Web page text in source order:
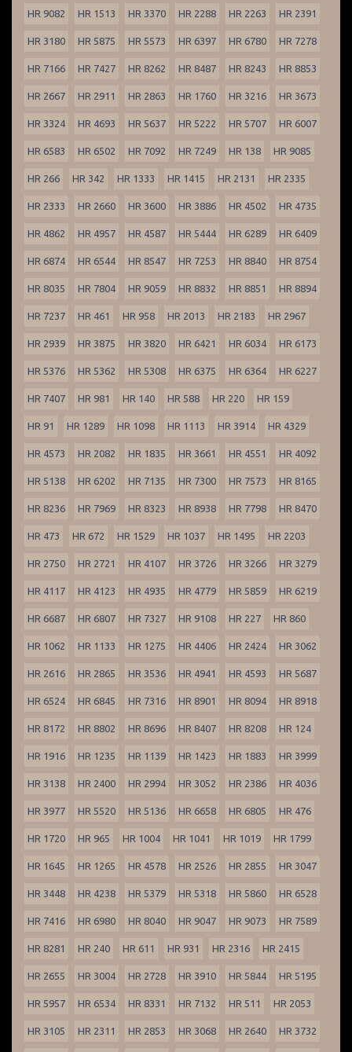
HR 9082 HR 1513 HR 3370 HR 2288 HR 2263 HR 2391
HR 3180 HR 5875 HR 5573 HR 6397 HR 6780 HR 7278
HR 7166 HR 7427 HR 8262 HR 8487 HR 8243 HR 8853
HR 2667 HR 2911 HR 2863 HR 1760 HR 3216 HR 3673
HR 3324 HR 4693 HR 5637 HR 5222 HR 5707 HR 6007
HR 6583 HR 6502 HR 7092 HR 7249 HR 138 HR 9085
HR 266 HR 342 HR 1333 HR 1415 HR 2131 HR 2335
HR 2333 HR 2660 HR 3600 HR 3886 HR 4502 HR 4735
HR 4862 HR 4957 HR 4587 HR 5444 HR 6289 HR 6409
HR 6874 HR 6544 HR 8547 HR 7253 HR 8840 HR 8754
HR 8035 HR 7804 HR 9059 HR 8832 HR 8851 HR 8894
HR 7237 HR 461 HR 958 HR 2013 HR 2183 HR 2967
HR 2939 HR 3875 HR 3820 HR 6421 HR 6034 HR 6173
HR 5376 HR 5362 HR 5308 HR 6375 HR 6364 HR 6227
HR 7407 HR 981 HR 140 HR 588 HR 220 HR 159
HR 91 HR 1289 HR 1098 HR 1113 HR 3914 HR 4329
HR 4573 HR 2082 HR 1835 HR 3661 HR 4551 HR 4092
HR 5138 HR 6202 HR 7135 HR 7300 HR 7573 HR 8165
HR 8236 HR 7969 HR 8323 HR 8938 HR 7798 HR 8470
HR 473 HR 672 HR 1529 HR 1037 HR 1495 HR 2203
HR 2750 HR 2721 HR 4107 HR 3726 HR 3266 HR 3279
HR 4117 HR 4123 HR 4935 HR 4779 HR 5859 HR 6219
HR 6687 HR 6807 HR 7327 HR 9108 HR 227 HR 860
HR 1062 HR 1133 HR 1275 HR 4406 HR 2424 HR 3062
HR 2616 HR 2865 HR 3536 HR 4941 HR 4593 HR 5687
HR 6524 HR 6845 HR 7316 HR 8901 HR 8094 HR 8918
HR 8172 HR 8802 HR 8696 HR 8407 HR 8208 HR 124
HR 1916 HR 1235 HR 1139 HR 1423 HR 1883 HR 3999
HR 3138 HR 2400 HR 2994 HR 3052 HR 2386 HR 4036
HR 3977 HR 5520 HR 5136 HR 6658 HR 6805 HR 476
HR 1720 HR 965 HR 1004 HR 1041 HR 1019 HR 1799
HR 1645 HR 1265 HR 4578 HR 2526 HR 2855 HR 3047
HR 3448 HR 4238 HR 5379 HR 5318 HR 5860 HR 6528
HR 7416 HR 6980 HR 8040 HR 9047 HR 9073 HR 7589
HR 8281 HR 240 HR 611 HR 931 HR 2316 HR 2415
HR 2655 HR 3004 HR 2728 HR 3910 HR 5844 HR 5195
HR 5957 HR 6534 HR 8331 HR 7132 HR 511 HR 2053
HR 3105 HR 2311 HR 2853 HR 3068 HR 2640 HR 3732